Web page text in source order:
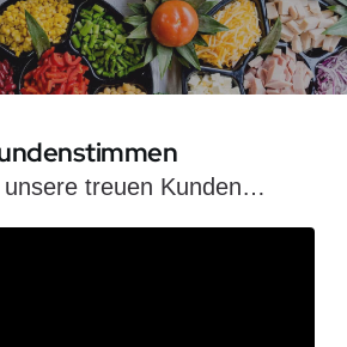
unsere treuen Kunden…